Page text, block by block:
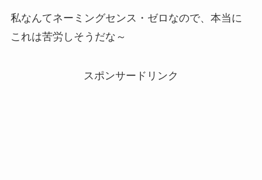
私なんてネーミングセンス・ゼロなので、本当に
これは苦労しそうだな～
スポンサードリンク